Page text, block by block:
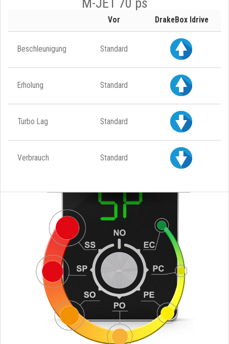
Vor DrakeBox Idrive
Beschleunigung Standard
Erholung Standard
Turbo Lag Standard
Verbrauch Standard